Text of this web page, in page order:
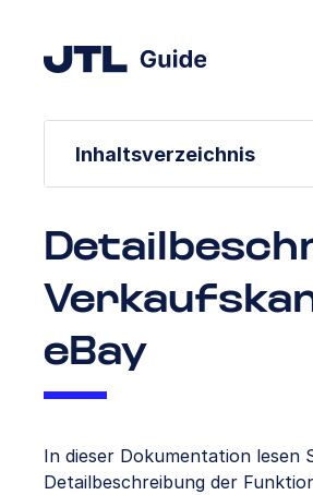
Inhaltsverzeichnis
eBay
In dieser Dokumentation lesen
Detailbeschreibung der